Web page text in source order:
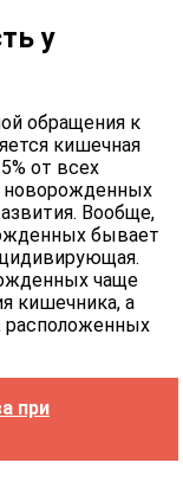
у
обращения к
кишечная
от всех
новорожденных
Вообще,
бывает
чаще
кишечника, а
расположенных
при